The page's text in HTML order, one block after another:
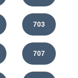
703
707